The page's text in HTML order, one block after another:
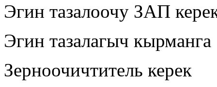
Эгин тазалоочу ЗАП
Эгин тазалагыч кырманга
Зерноочичтитель керек